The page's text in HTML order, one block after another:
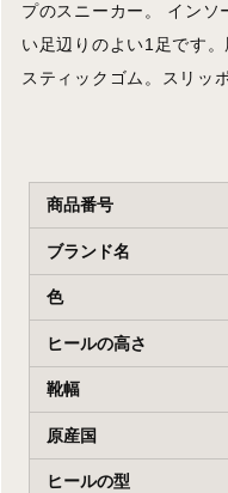
プのスニーカー。 インソ
い足辺りのよい1足です
スティックゴム。スリッ
商品番号
ブランド名
色
ヒールの高さ
靴幅
原産国
ヒールの型